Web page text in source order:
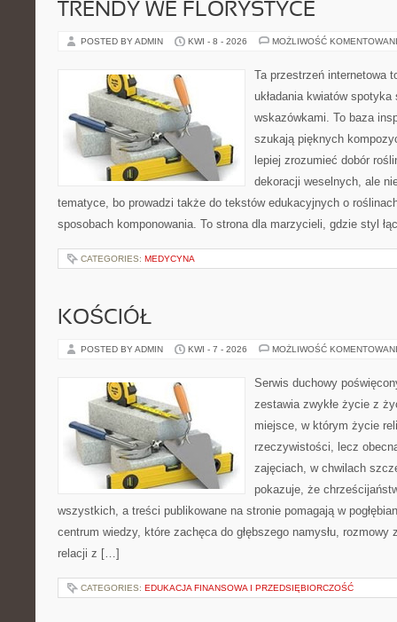
TRENDY WE FLORYSTYCE
POSTED BY ADMIN KWI - 8 - 2026 MOŻLIWOŚĆ
Ta przestrzeń internetowa
układania kwiatów
wskazówkami. To baza
szukają pięknych
lepiej zrozumieć dobór
dekoracji weselnych, ale
tematyce, bo prowadzi także do tekstów edukacyjnych o
sposobach komponowania. To strona dla marzycieli, gdzie styl
CATEGORIES: MEDYCYNA
KOŚCIÓŁ
POSTED BY ADMIN KWI - 7 - 2026 MOŻLIWOŚĆ
Serwis duchowy
zestawia zwykłe życie z
miejsce, w którym życie
rzeczywistości, lecz
zajęciach, w chwilach
pokazuje, że
wszystkich, a treści publikowane na stronie pomagają w
centrum wiedzy, które zachęca do głębszego namysłu, rozmowy
relacji z […]
CATEGORIES: EDUKACJA FINANSOWA I PRZEDSIĘBIORCZOŚĆ